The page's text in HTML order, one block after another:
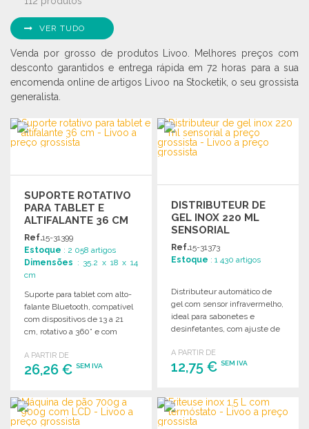
VER TUDO
Venda por grosso de produtos Livoo. Melhores preços com
desconto garantidos e entrega rápida em 72 horas para a sua
encomenda online de artigos Livoo na Stocketik, o seu grossista
generalista.
SUPORTE ROTATIVO
PARA TABLET E
ALTIFALANTE 36 CM
A PREÇO GROSSISTA
Ref.15-31399
Estoque : 2 058 artigos
Dimensões : 35.2 x 18 x 14
cm
Suporte para tablet com alto-
falante Bluetooth, compatível
com dispositivos de 13 a 21
cm, rotativo a 360° e com
A PARTIR DE
26,26 € SEM IVA
ENCOMENDAR
Solicitar um orçamento
DISTRIBUTEUR DE
GEL INOX 220 ML
SENSORIAL
Ref.15-31373
Estoque : 1 430 artigos
Distributeur automático de
gel com sensor infravermelho,
ideal para sabonetes e
desinfetantes, com ajuste de
enchimento.
A PARTIR DE
12,75 €SEM IVA
ENCOMENDAR
Solicitar um orçamento